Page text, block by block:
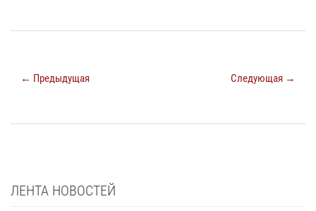
← Предыдущая Следующая →
ЛЕНТА НОВОСТЕЙ